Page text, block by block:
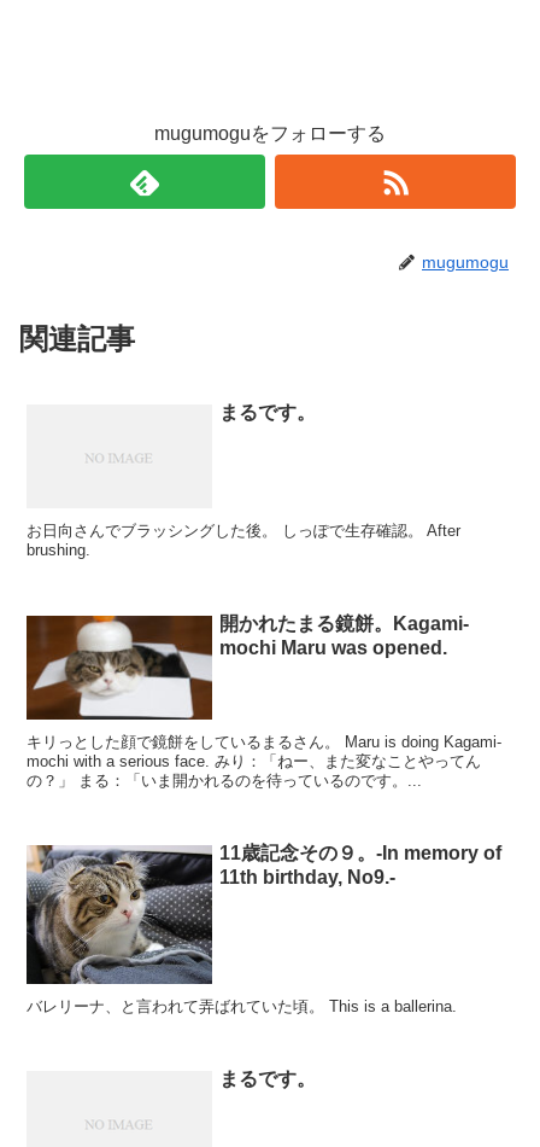
mugumoguをフォローする
mugumogu
関連記事
まるです。
お日向さんでブラッシングした後。 しっぽで生存確認。 After
brushing.
開かれたまる鏡餅。Kagami-
mochi Maru was opened.
キリっとした顔で鏡餅をしているまるさん。 Maru is doing Kagami-
mochi with a serious face. みり：「ねー、また変なことやってん
の？」 まる：「いま開かれるのを待っているのです。...
11歳記念その９。-In memory of
11th birthday, No9.-
バレリーナ、と言われて弄ばれていた頃。 This is a ballerina.
まるです。